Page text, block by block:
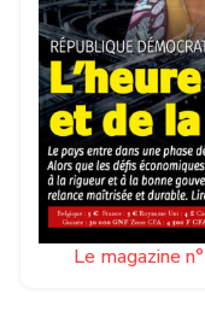
Le magazine